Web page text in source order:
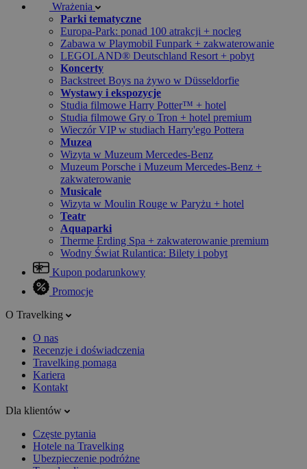
Wrażenia
Parki tematyczne
Europa-Park: ponad 100 atrakcji + nocleg
Zabawa w Playmobil Funpark + zakwaterowanie
LEGOLAND® Deutschland Resort + pobyt
Koncerty
Backstreet Boys na żywo w Düsseldorfie
Wystawy i ekspozycje
Studia filmowe Harry Potter™ + hotel
Studia filmowe Gry o Tron + hotel premium
Wieczór VIP w studiach Harry'ego Pottera
Muzea
Wizyta w Muzeum Mercedes-Benz
Muzeum Porsche i Muzeum Mercedes-Benz +
zakwaterowanie
Musicale
Wizyta w Moulin Rouge w Paryżu + hotel
Teatr
Aquaparki
Therme Erding Spa + zakwaterowanie premium
Wodny Świat Rulantica: Bilety i pobyt
Kupon podarunkowy
Promocje
O Travelking
O nas
Recenzje i doświadczenia
Travelking pomaga
Kariera
Kontakt
Dla klientów
Częste pytania
Hotele na Travelking
Ubezpieczenie podróżne